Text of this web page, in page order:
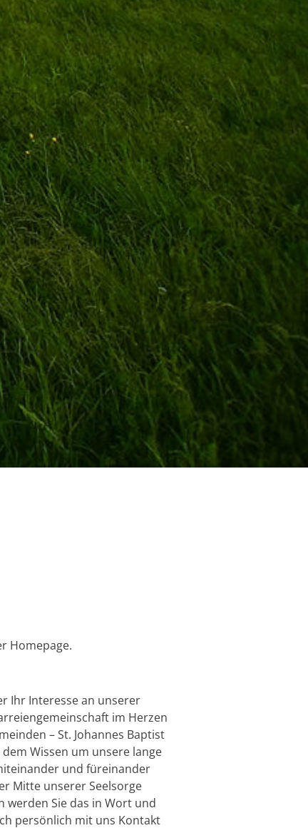
Homepage.
Ihr Interesse an unserer
im Herzen
– St. Johannes Baptist
Wissen um unsere lange
und füreinander
Mitte unserer Seelsorge
werden Sie das in Wort und
persönlich mit uns Kontakt